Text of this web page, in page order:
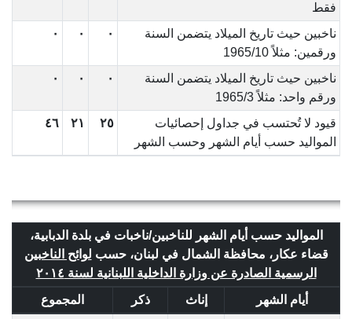
فقط
ناخبين حيث تاريخ الميلاد يتضمن السنة
ورقمين: مثلاً 1965/10
٠ ٠ ٠
ناخبين حيث تاريخ الميلاد يتضمن السنة
ورقم واحد: مثلاً 1965/3
٠ ٠ ٠
قيود لا تُحتسب في جداول إحصائيات
المواليد حسب أيام الشهر وحسب الشهر
٢٥ ٢١ ٤٦
المواليد حسب أيام الشهر للناخبين/ناخبات في بلدة الدبابية،
قضاء عكار، محافظة الشمال في لبنان، حسب لوائح الناخبين
الرسمية الصادرة عن وزارة الداخلية اللبنانية لسنة ٢٠١٤
أيام الشهر
إناث ذكر
المجموع